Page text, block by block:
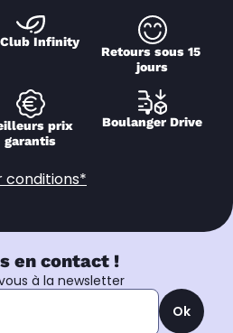
Infinity
Retours sous 15
jours
prix
garantis
Boulanger Drive
conditions*
en contact !
à la newsletter
Ok